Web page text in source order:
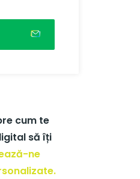
cum te
să îți
ne